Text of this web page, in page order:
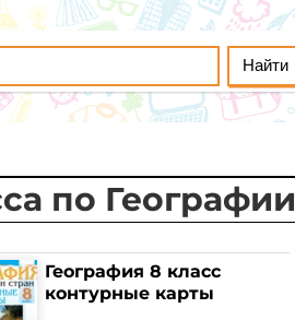
по Географии
География 8 класс
контурные карты